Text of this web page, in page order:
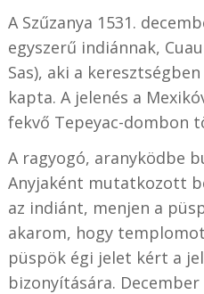
A Szűzanya 1531.
egyszerű indiánnak,
Sas), aki a
kapta. A jelenés a
fekvő Tepeyac-dombon
A ragyogó, aranyködbe
Anyjaként mutatkozott
az indiánt, menjen a
akarom, hogy
püspök égi jelet kért a
bizonyítására. December